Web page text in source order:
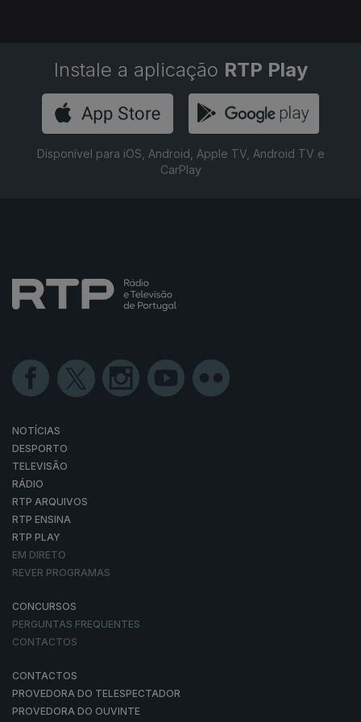
Instale a aplicação RTP Play
Disponível para iOS, Android, Apple TV, Android TV e
CarPlay
NOTÍCIAS
DESPORTO
TELEVISÃO
RÁDIO
RTP ARQUIVOS
RTP ENSINA
RTP PLAY
EM DIRETO
REVER PROGRAMAS
CONCURSOS
PERGUNTAS FREQUENTES
CONTACTOS
CONTACTOS
PROVEDORA DO TELESPECTADOR
PROVEDORA DO OUVINTE